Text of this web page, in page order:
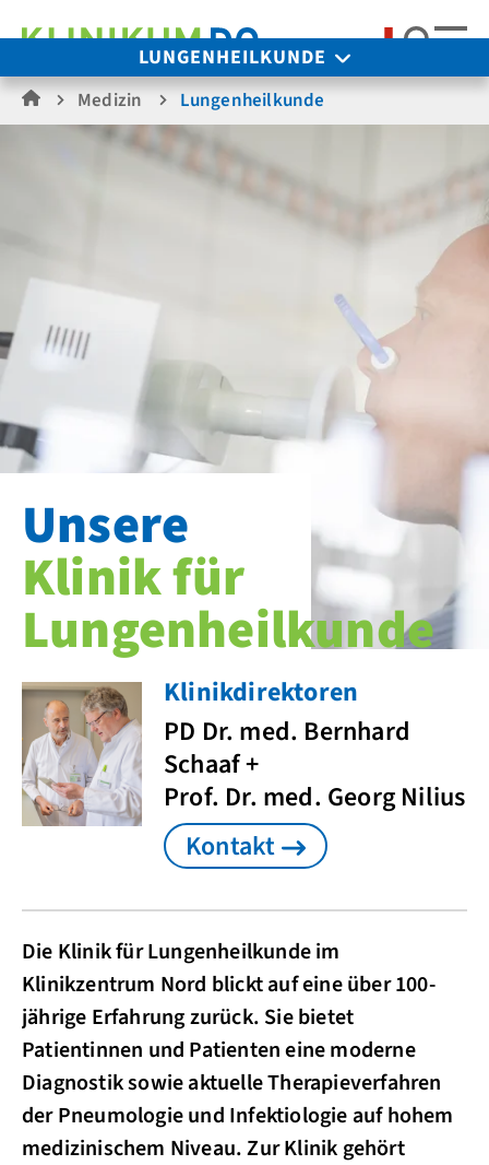
LUNGENHEILKUNDE
Medizin Lungenheilkunde
Unsere
Klinik für
Lungenheilkunde
Klinikdirektoren
PD Dr. med. Bernhard
Schaaf +
Prof. Dr. med. Georg Nilius
Kontakt
Die Klinik für Lungenheilkunde im
Klinikzentrum Nord blickt auf eine über 100-
jährige Erfahrung zurück. Sie bietet
Patientinnen und Patienten eine moderne
Diagnostik sowie aktuelle Therapieverfahren
der Pneumologie und Infektiologie auf hohem
medizinischem Niveau. Zur Klinik gehört